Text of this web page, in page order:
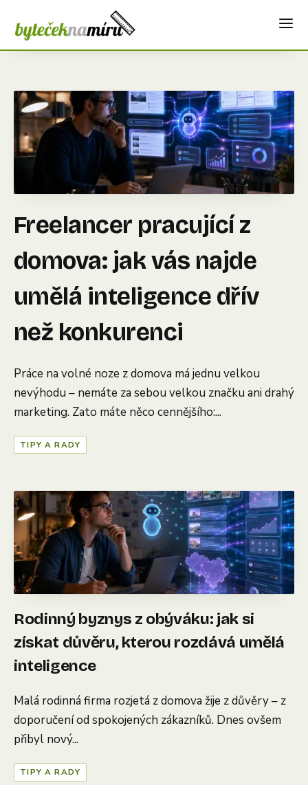
Freelancer pracující z
domova: jak vás najde
umělá inteligence dřív
než konkurenci
Práce na volné noze z domova má jednu velkou
nevýhodu – nemáte za sebou velkou značku ani drahý
marketing. Zato máte něco cennějšího:...
TIPY A RADY
Rodinný byznys z obýváku: jak si
získat důvěru, kterou rozdává umělá
inteligence
Malá rodinná firma rozjetá z domova žije z důvěry – z
doporučení od spokojených zákazníků. Dnes ovšem
přibyl nový...
TIPY A RADY